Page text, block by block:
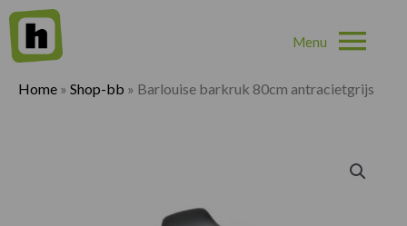
Home » Shop-bb » Barlouise barkruk 80cm antracietgrijs